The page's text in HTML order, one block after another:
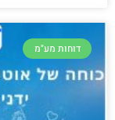
דוחות מע"מ